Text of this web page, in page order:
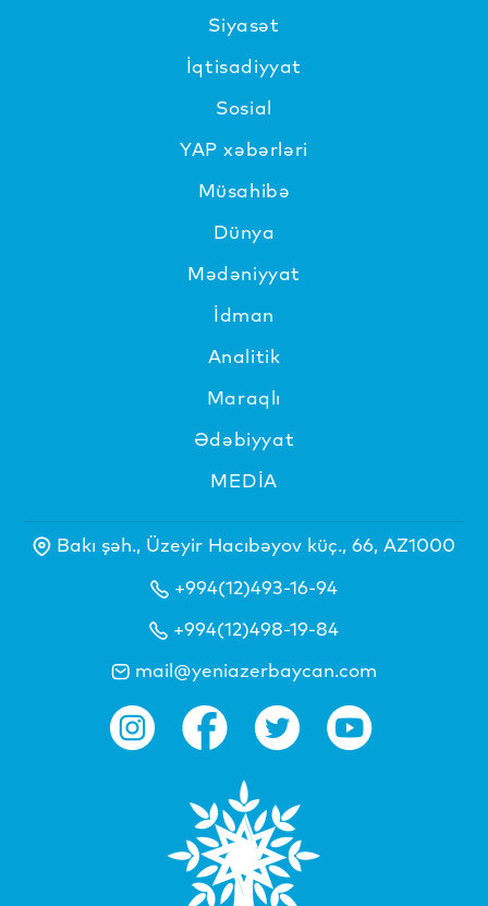
Siyasət
İqtisadiyyat
Sosial
YAP xəbərləri
Müsahibə
Dünya
Mədəniyyat
İdman
Analitik
Maraqlı
Ədəbiyyat
MEDİA
Bakı şəh., Üzeyir Hacıbəyov küç., 66, AZ1000
+994(12)493-16-94
+994(12)498-19-84
mail@yeniazerbaycan.com